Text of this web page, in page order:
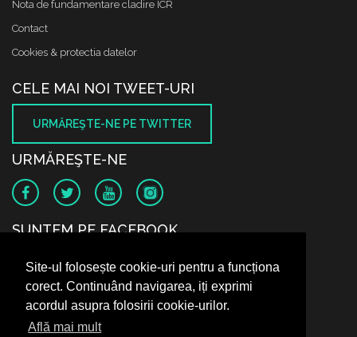
Site-ul folosește cookie-uri pentru a funcționa
corect. Continuând navigarea, iți exprimi
acordul asupra folosirii cookie-urilor.
Află mai mult
Nota de fundamentare cladire ICR
Contact
Cookies & protectia datelor
CELE MAI NOI TWEET-URI
URMĂREŞTE-NE PE TWITTER
URMĂREŞTE-NE
SUNTEM PE FACEBOOK